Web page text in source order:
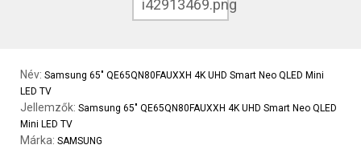
Név: Samsung 65" QE65QN80FAUXXH 4K UHD Smart Neo QLED Mini
LED TV
Jellemzők: Samsung 65" QE65QN80FAUXXH 4K UHD Smart Neo QLED
Mini LED TV
Márka: SAMSUNG